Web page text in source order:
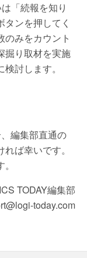
「続報を知り
ンを押してく
のみをカウント
掘り取材を実施
討します。
編集部直通の
ば幸いです。
TODAY編集部
today.com